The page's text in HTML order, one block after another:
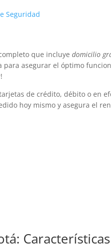
Seguridad
que incluyedomicilio
asegurar el óptimo
de crédito, débito o en
hoy mismo y asegura el